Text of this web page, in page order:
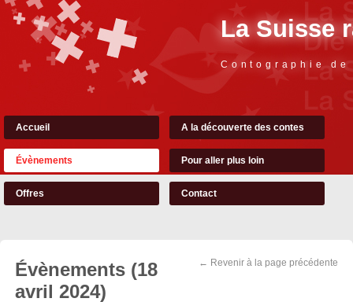
La Suisse
Contographie
Accueil A la découverte des contes
Évènements Pour aller plus loin
Offres Contact
← Revenir à la page précédente
Évènements (18
avril 2024)